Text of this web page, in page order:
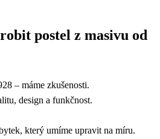
postel z masivu od
– máme zkušenosti.
design a funkčnost.
který umíme upravit na míru.